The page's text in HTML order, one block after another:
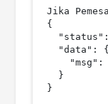
Jika
{
  "data": {
"msg":
  }
}